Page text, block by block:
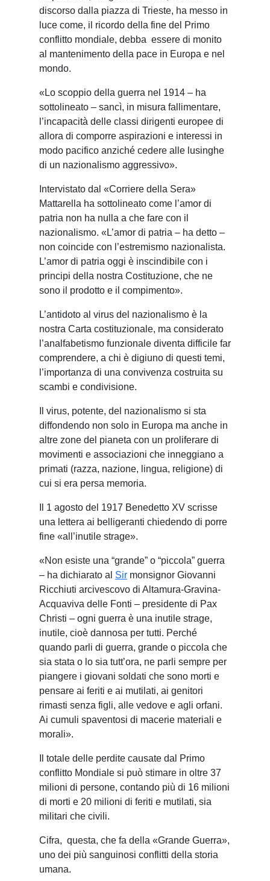
discorso dalla piazza di Trieste, ha messo in
luce come, il ricordo della fine del Primo
conflitto mondiale, debba essere di monito
al mantenimento della pace in Europa e nel
mondo.
«Lo scoppio della guerra nel 1914 – ha
sottolineato – sancì, in misura fallimentare,
l’incapacità delle classi dirigenti europee di
allora di comporre aspirazioni e interessi in
modo pacifico anziché cedere alle lusinghe
di un nazionalismo aggressivo».
Intervistato dal «Corriere della Sera»
Mattarella ha sottolineato come l’amor di
patria non ha nulla a che fare con il
nazionalismo. «L’amor di patria – ha detto –
non coincide con l’estremismo nazionalista.
L’amor di patria oggi è inscindibile con i
principi della nostra Costituzione, che ne
sono il prodotto e il compimento».
L’antidoto al virus del nazionalismo è la
nostra Carta costituzionale, ma considerato
l’analfabetismo funzionale diventa difficile far
comprendere, a chi è digiuno di questi temi,
l’importanza di una convivenza costruita su
scambi e condivisione.
Il virus, potente, del nazionalismo si sta
diffondendo non solo in Europa ma anche in
altre zone del pianeta con un proliferare di
movimenti e associazioni che inneggiano a
primati (razza, nazione, lingua, religione) di
cui si era persa memoria.
Il 1 agosto del 1917 Benedetto XV scrisse
una lettera ai belligeranti chiedendo di porre
fine «all’inutile strage».
«Non esiste una “grande” o “piccola” guerra
– ha dichiarato al Sir monsignor Giovanni
Ricchiuti arcivescovo di Altamura-Gravina-
Acquaviva delle Fonti – presidente di Pax
Christi – ogni guerra è una inutile strage,
inutile, cioè dannosa per tutti. Perché
quando parli di guerra, grande o piccola che
sia stata o lo sia tutt’ora, ne parli sempre per
piangere i giovani soldati che sono morti e
pensare ai feriti e ai mutilati, ai genitori
rimasti senza figli, alle vedove e agli orfani.
Ai cumuli spaventosi di macerie materiali e
morali».
Il totale delle perdite causate dal Primo
conflitto Mondiale si può stimare in oltre 37
milioni di persone, contando più di 16 milioni
di morti e 20 milioni di feriti e mutilati, sia
militari che civili.
Cifra, questa, che fa della «Grande Guerra»,
uno dei più sanguinosi conflitti della storia
umana.